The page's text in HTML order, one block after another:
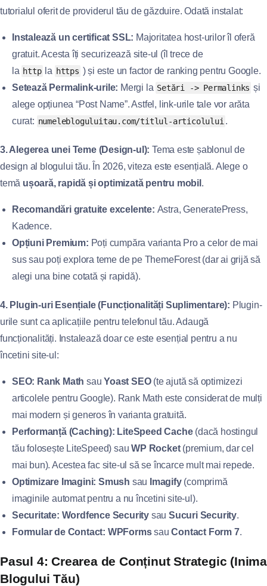
tutorialul oferit de providerul tău de găzduire. Odată instalat:
Instalează un certificat SSL: Majoritatea host-urilor îl oferă
gratuit. Acesta îți securizează site-ul (îl trece de
la http la https ) și este un factor de ranking pentru Google.
Setează Permalink-urile: Mergi la Setări -> Permalinks și
alege opțiunea “Post Name”. Astfel, link-urile tale vor arăta
curat: numelebloguluitau.com/titlul-articolului .
3. Alegerea unei Teme (Design-ul): Tema este șablonul de
design al blogului tău. În 2026, viteza este esențială. Alege o
temă ușoară, rapidă și optimizată pentru mobil .
Recomandări gratuite excelente: Astra, GeneratePress,
Kadence.
Opțiuni Premium: Poți cumpăra varianta Pro a celor de mai
sus sau poți explora teme de pe ThemeForest (dar ai grijă să
alegi una bine cotată și rapidă).
4. Plugin-uri Esențiale (Funcționalități Suplimentare): Plugin-
urile sunt ca aplicațiile pentru telefonul tău. Adaugă
funcționalități. Instalează doar ce este esențial pentru a nu
încetini site-ul:
SEO: Rank Math sauYoast SEO(te ajută să optimizezi
articolele pentru Google). Rank Math este considerat de mulți
mai modern și generos în varianta gratuită.
Performanță (Caching): LiteSpeed Cache(dacă hostingul
tău folosește LiteSpeed) sauWP Rocket(premium, dar cel
mai bun). Acestea fac site-ul să se încarce mult mai repede.
Optimizare Imagini: Smush sau Imagify(comprimă
imaginile automat pentru a nu încetini site-ul).
Securitate: Wordfence Security sauSucuri Security.
Formular de Contact: WPFormssauContact Form 7.
Pasul 4: Crearea de Conținut Strategic (Inima
Blogului Tău)